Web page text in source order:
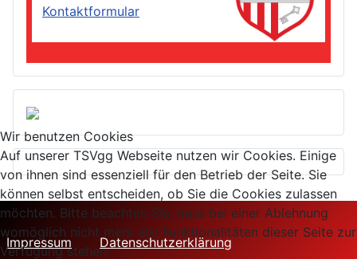
Kontaktformular
Impressum Datenschutzerklärung
Wir benutzen Cookies
Auf unserer TSVgg Webseite nutzen wir Cookies. Einige
von ihnen sind essenziell für den Betrieb der Seite. Sie
können selbst entscheiden, ob Sie die Cookies zulassen
möchten. Bitte beachten Sie, dass bei einer Ablehnung
womöglich nicht mehr alle Funktionalitäten dieser Seite zur
Verfügung stehen.